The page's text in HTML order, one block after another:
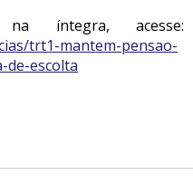
íntegra, acesse:
trt1-mantem-pensao-
de-escolta